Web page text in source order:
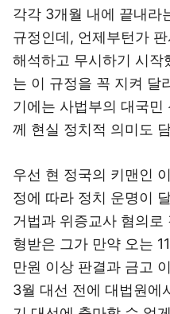
각각 3개월 내에 끝내라
규정인데, 언제부턴가
해석하고 무시하기 시작
는 이 규정을 꼭 지켜 달
기에는 사법부의 대국
께 현실 정치적 의미도
우선 현 정국의 키맨인
정에 따라 정치 운명이
거법과 위증교사 혐의
형받은 그가 만약 오는
만원 이상 판결과 금고
3월 대선 전에 대법원에